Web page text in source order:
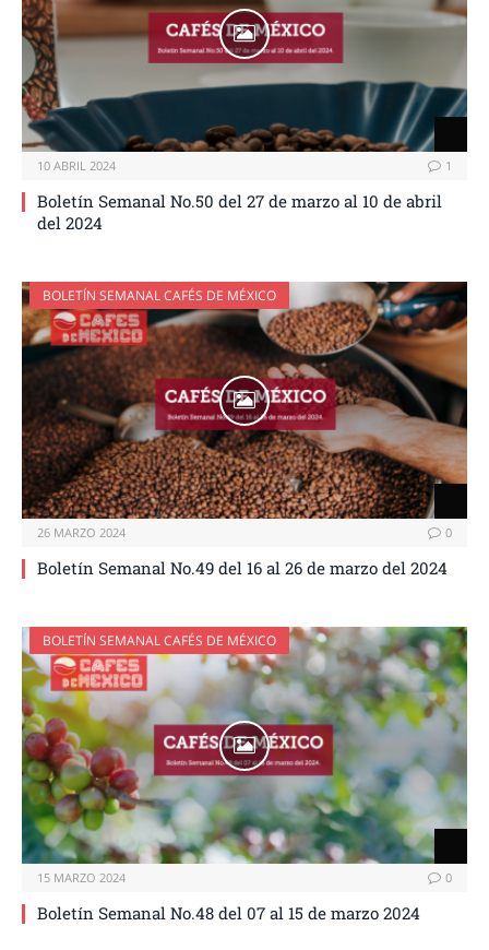
10 ABRIL 2024 1
Boletín Semanal No.50 del 27 de marzo al 10 de abril
del 2024
BOLETÍN SEMANAL CAFÉS DE MÉXICO
26 MARZO 2024 0
Boletín Semanal No.49 del 16 al 26 de marzo del 2024
BOLETÍN SEMANAL CAFÉS DE MÉXICO
15 MARZO 2024 0
Boletín Semanal No.48 del 07 al 15 de marzo 2024